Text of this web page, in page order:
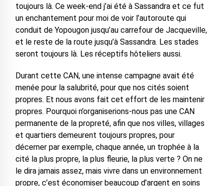
toujours là. Ce week-end j’ai été à Sassandra et ce fut
un enchantement pour moi de voir l’autoroute qui
conduit de Yopougon jusqu’au carrefour de Jacqueville,
et le reste de la route jusqu’à Sassandra. Les stades
seront toujours là. Les réceptifs hôteliers aussi.
Durant cette CAN, une intense campagne avait été
menée pour la salubrité, pour que nos cités soient
propres. Et nous avons fait cet effort de les maintenir
propres. Pourquoi n’organiserions-nous pas une CAN
permanente de la propreté, afin que nos villes, villages
et quartiers demeurent toujours propres, pour
décerner par exemple, chaque année, un trophée à la
cité la plus propre, la plus fleurie, la plus verte ? On ne
le dira jamais assez, mais vivre dans un environnement
propre, c’est économiser beaucoup d’argent en soins